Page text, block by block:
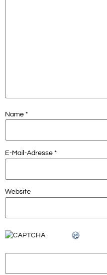
Name *
E-Mail-Adresse *
Website